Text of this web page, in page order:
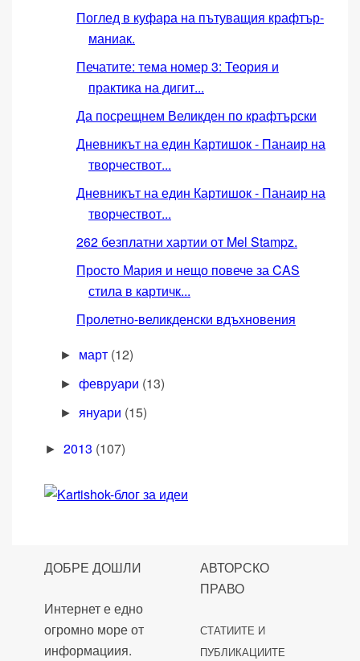
Поглед в куфара на пътуващия крафтър-
маниак.
Печатите: тема номер 3: Теория и
практика на дигит...
Да посрещнем Великден по крафтърски
Дневникът на един Картишок - Панаир на
творчествот...
Дневникът на един Картишок - Панаир на
творчествот...
262 безплатни хартии от Mel Stampz.
Просто Мария и нещо повече за CAS
стила в картичк...
Пролетно-великденски вдъхновения
► март (12)
►февруари (13)
► януари (15)
► 2013 (107)
ДОБРЕ ДОШЛИ
Интернет е едно
огромно море от
информациия.
АВТОРСКО
ПРАВО
СТАТИИТЕ И
ПУБЛИКАЦИИТЕ